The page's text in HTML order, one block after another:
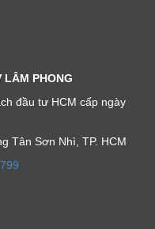
LÂM PHONG
đầu tư HCM cấp ngày
Tân Sơn Nhì, TP. HCM